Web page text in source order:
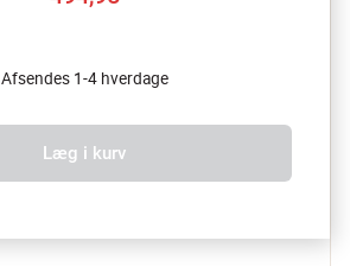
Afsendes 1-4 hverdage
Læg i kurv